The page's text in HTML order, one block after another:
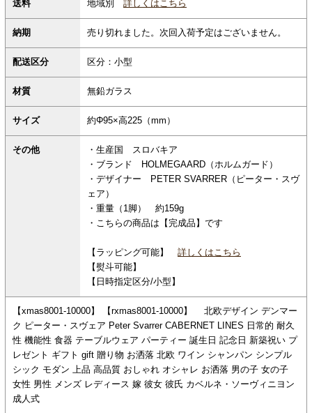
送料 地域別 詳しくはこちら
納期 売り切れました。次回入荷予定はございません。
配送区分 区分：小型
材質 無鉛ガラス
サイズ 約Φ95×高225（mm）
その他
・生産国 スロバキア
・ブランド HOLMEGAARD（ホルムガード）
・デザイナー PETER SVARRER（ピーター・スヴ
ェア）
・重量（1脚） 約159g
・こちらの商品は【完成品】です
【ラッピング可能】 詳しくはこちら
【熨斗可能】
【日時指定区分/小型】
【xmas8001-10000】 【rxmas8001-10000】 北欧デザイン デンマー
ク ピーター・スヴェア Peter Svarrer CABERNET LINES 日常的 耐久
性 機能性 食器 テーブルウェア パーティー 誕生日 記念日 新築祝い プ
レゼント ギフト gift 贈り物 お洒落 北欧 ワイン シャンパン シンプル
シック モダン 上品 高品質 おしゃれ オシャレ お洒落 男の子 女の子
女性 男性 メンズ レディース 嫁 彼女 彼氏 カベルネ・ソーヴィニヨン
成人式